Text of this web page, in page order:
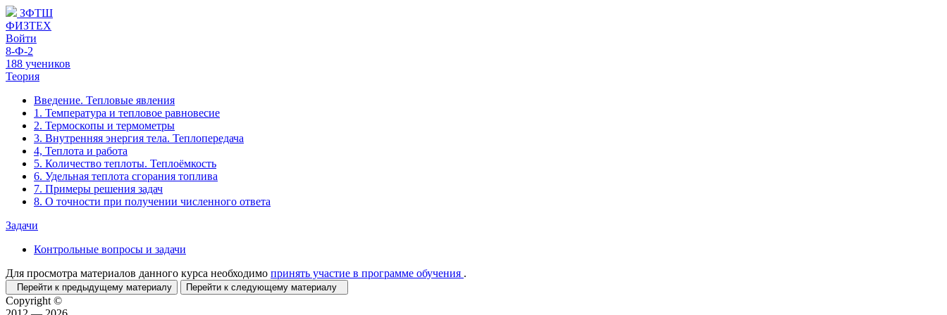
ЗФТШ
ФИЗТЕХ
Войти
8-Ф-2
188 учеников
Теория
Введение. Тепловые явления
1. Температура и тепловое равновесие
2. Термоскопы и термометры
3. Внутренняя энергия тела. Теплопередача
4, Теплота и работа
5. Количество теплоты. Теплоёмкость
6. Удельная теплота сгорания топлива
7. Примеры решения задач
8. О точности при получении численного ответа
Задачи
Контрольные вопросы и задачи
Для просмотра материалов данного курса необходимо принять участие в программе обучения .
Перейти к предыдущему материалу Перейти к следующему материалу
Copyright ©